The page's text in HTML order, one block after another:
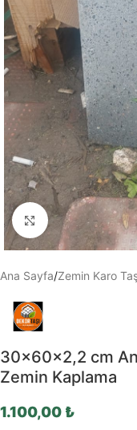
Büyütmek için
Ana Sayfa/Zemin Karo
30x60x2,2 cm
Zemin Kaplama
1.100,00 ₺